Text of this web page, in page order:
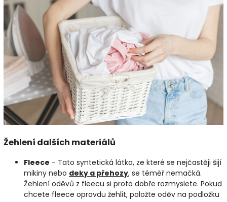
Žehlení dalších materiálů
Fleece - Tato syntetická látka, ze které se nejčastěji šijí
mikiny nebo deky a přehozy, se téměř nemačká.
Žehlení oděvů z fleecu si proto dobře rozmyslete. Pokud
chcete fleece opravdu žehlit, položte oděv na podložku